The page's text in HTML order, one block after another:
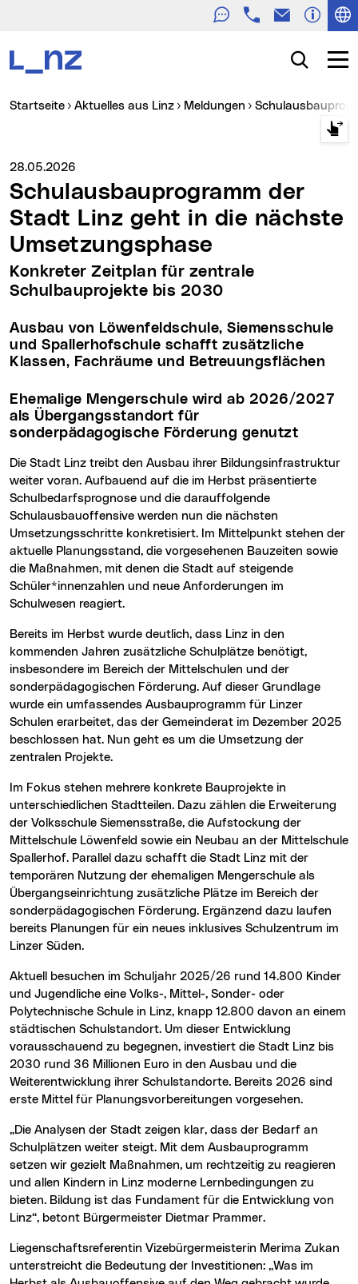
TelefonE-Mail
Suche
Sie sind hier:
Startseite Aktuelles aus Linz Meldungen
Medienservice vom:
28.05.2026
Schulausbauprogramm der
Stadt Linz geht in die nächste
Umsetzungsphase
Konkreter Zeitplan für zentrale
Schulbauprojekte bis 2030
Ausbau von Löwenfeldschule, Siemensschule
und Spallerhofschule schafft zusätzliche
Klassen, Fachräume und Betreuungsflächen
Ehemalige Mengerschule wird ab 2026/2027
als Übergangsstandort für
sonderpädagogische Förderung genutzt
Die Stadt Linz treibt den Ausbau ihrer Bildungsinfrastruktur
weiter voran. Aufbauend auf die im Herbst präsentierte
Schulbedarfsprognose und die darauffolgende
Schulausbauoffensive werden nun die nächsten
Umsetzungsschritte konkretisiert. Im Mittelpunkt stehen der
aktuelle Planungsstand, die vorgesehenen Bauzeiten sowie
die Maßnahmen, mit denen die Stadt auf steigende
Schüler*innenzahlen und neue Anforderungen im
Schulwesen reagiert.
Bereits im Herbst wurde deutlich, dass Linz in den
kommenden Jahren zusätzliche Schulplätze benötigt,
insbesondere im Bereich der Mittelschulen und der
sonderpädagogischen Förderung. Auf dieser Grundlage
wurde ein umfassendes Ausbauprogramm für Linzer
Schulen erarbeitet, das der Gemeinderat im Dezember 2025
beschlossen hat. Nun geht es um die Umsetzung der
zentralen Projekte.
unterschiedlichen Stadtteilen. Dazu zählen die Erweiterung
der Volksschule Siemensstraße, die Aufstockung der
Mittelschule Löwenfeld sowie ein Neubau an der Mittelschule
Spallerhof. Parallel dazu schafft die Stadt Linz mit der
temporären Nutzung der ehemaligen Mengerschule als
Übergangseinrichtung zusätzliche Plätze im Bereich der
sonderpädagogischen Förderung. Ergänzend dazu laufen
bereits Planungen für ein neues inklusives Schulzentrum im
Linzer Süden.
Aktuell besuchen im Schuljahr 2025/26 rund 14.800 Kinder
und Jugendliche eine Volks-, Mittel-, Sonder- oder
Polytechnische Schule in Linz, knapp 12.800 davon an einem
städtischen Schulstandort. Um dieser Entwicklung
vorausschauend zu begegnen, investiert die Stadt Linz bis
2030 rund 36 Millionen Euro in den Ausbau und die
Weiterentwicklung ihrer Schulstandorte. Bereits 2026 sind
erste Mittel für Planungsvorbereitungen vorgesehen.
„Die Analysen der Stadt zeigen klar, dass der Bedarf an
Schulplätzen weiter steigt. Mit dem Ausbauprogramm
setzen wir gezielt Maßnahmen, um rechtzeitig zu reagieren
und allen Kindern in Linz moderne Lernbedingungen zu
bieten. Bildung ist das Fundament für die Entwicklung von
Linz“, betont Bürgermeister Dietmar Prammer.
Liegenschaftsreferentin Vizebürgermeisterin Merima Zukan
unterstreicht die Bedeutung der Investitionen: „Was im